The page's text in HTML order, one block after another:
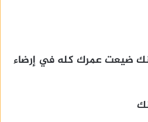
ضيعت عمرك كله في إرضاء